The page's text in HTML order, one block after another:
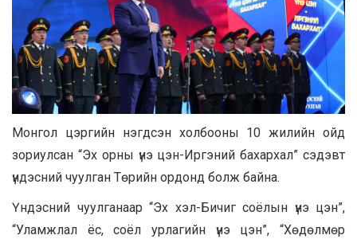
Монгол цэргийн нэгдсэн холбооны 10 жилийн ойд
зориулсан “Эх орны үнэ цэн-Иргэний бахархал” сэдэвт
үндэсний чуулган Төрийн ордонд болж байна.
Үндэсний чуулганаар “Эх хэл-Бичиг соёлын үнэ цэн”,
“Уламжлал ёс, соёл урлагийн үнэ цэн”, “Хөдөлмөр